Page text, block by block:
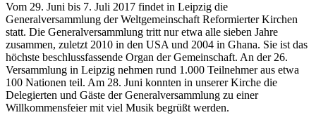
Vom 29. Juni bis 7. Juli 2017 findet in Leipzig die
Generalversammlung der Weltgemeinschaft Reformierter Kirchen
statt. Die Generalversammlung tritt nur etwa alle sieben Jahre
zusammen, zuletzt 2010 in den USA und 2004 in Ghana. Sie ist das
höchste beschlussfassende Organ der Gemeinschaft. An der 26.
Versammlung in Leipzig nehmen rund 1.000 Teilnehmer aus etwa
100 Nationen teil. Am 28. Juni konnten in unserer Kirche die
Delegierten und Gäste der Generalversammlung zu einer
Willkommensfeier mit viel Musik begrüßt werden.